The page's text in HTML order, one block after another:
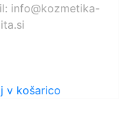
info@kozmetika-
v košarico